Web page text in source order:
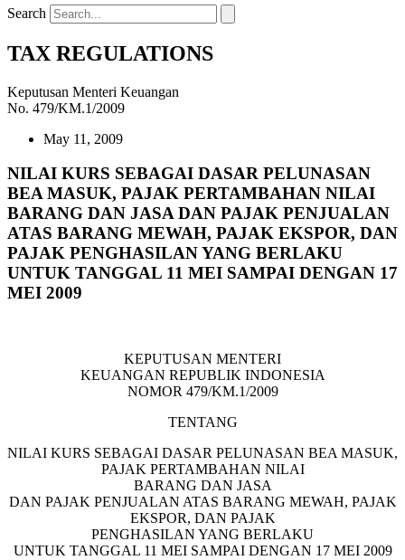
Search
TAX REGULATIONS
Keputusan Menteri Keuangan
No. 479/KM.1/2009
May 11, 2009
NILAI KURS SEBAGAI DASAR PELUNASAN
BEA MASUK, PAJAK PERTAMBAHAN NILAI
BARANG DAN JASA DAN PAJAK PENJUALAN
ATAS BARANG MEWAH, PAJAK EKSPOR, DAN
PAJAK PENGHASILAN YANG BERLAKU
UNTUK TANGGAL 11 MEI SAMPAI DENGAN 17
MEI 2009
KEPUTUSAN MENTERI
KEUANGAN REPUBLIK INDONESIA
NOMOR 479/KM.1/2009
TENTANG
NILAI KURS SEBAGAI DASAR PELUNASAN BEA MASUK,
PAJAK PERTAMBAHAN NILAI
BARANG DAN JASA
DAN PAJAK PENJUALAN ATAS BARANG MEWAH, PAJAK
EKSPOR, DAN PAJAK
PENGHASILAN YANG BERLAKU
UNTUK TANGGAL 11 MEI SAMPAI DENGAN 17 MEI 2009